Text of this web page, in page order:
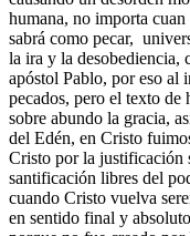
humana, no importa
sabrá como pecar,
la ira y la desobediencia,
apóstol Pablo, por eso al
pecados, pero el texto de
sobre abundo la gracia,
del Edén, en Cristo
Cristo por la justificación
santificación libres del
cuando Cristo vuelva
en sentido final y